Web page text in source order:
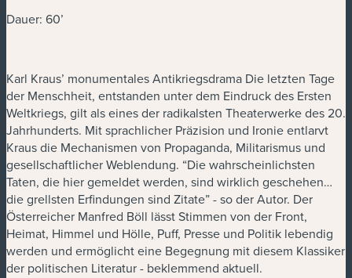
Dauer: 60’
Karl Kraus’ monumentales Antikriegsdrama Die letzten Tage
der Menschheit, entstanden unter dem Eindruck des Ersten
Weltkriegs, gilt als eines der radikalsten Theaterwerke des 20.
Jahrhunderts. Mit sprachlicher Präzision und Ironie entlarvt
Kraus die Mechanismen von Propaganda, Militarismus und
gesellschaftlicher Weblendung. “Die wahrscheinlichsten
Taten, die hier gemeldet werden, sind wirklich geschehen…
die grellsten Erfindungen sind Zitate” - so der Autor. Der
Österreicher Manfred Böll lässt Stimmen von der Front,
Heimat, Himmel und Hölle, Puff, Presse und Politik lebendig
werden und ermöglicht eine Begegnung mit diesem Klassiker
der politischen Literatur - beklemmend aktuell.